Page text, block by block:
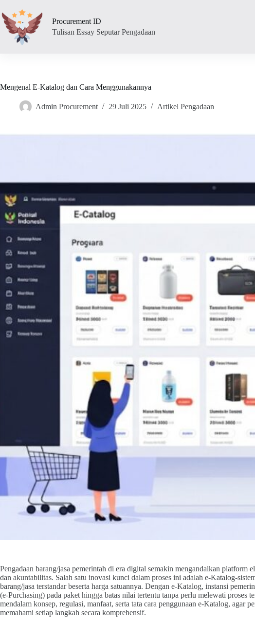
to
content
Procurement ID
Tulisan Essay Seputar Pengadaan
Mengenal E-Katalog dan Cara Menggunakannya
Admin Procurement 29 Juli 2025 Artikel Pengadaan
Pengadaan barang/jasa pemerintah di era digital semakin mengandalkan platform
dan akuntabilitas. Salah satu inovasi kunci dalam proses ini adalah e‑Katalog-
barang/jasa terstandar beserta harga satuannya. Dengan e‑Katalog, instansi
(e‑Purchasing) pada paket hingga batas nilai tertentu tanpa perlu melewati proses
mendalam konsep, regulasi, manfaat, serta tata cara penggunaan e‑Katalog, agar
memahami setiap langkah secara komprehensif.